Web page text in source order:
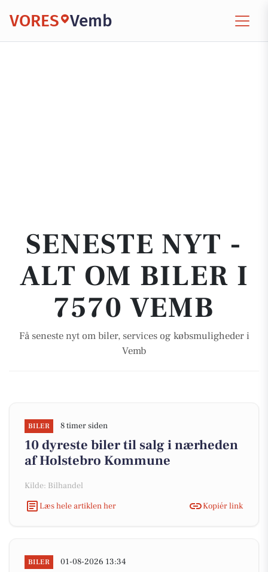
VORES Vemb
SENESTE NYT -
ALT OM BILER I
7570 VEMB
Få seneste nyt om biler, services og købsmuligheder i
Vemb
BILER 8 timer siden
10 dyreste biler til salg i nærheden
af Holstebro Kommune
Kilde: Bilhandel
Læs hele artiklen her
Kopiér link
BILER 01-08-2026 13:34